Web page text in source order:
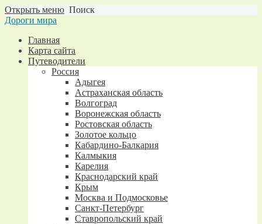
Открыть меню Поиск
Дороги мира
Главная
Карта сайта
Путеводители
Россия
Адыгея
Астраханская область
Волгоград
Воронежская область
Ростовская область
Золотое кольцо
Кабардино-Балкария
Калмыкия
Карелия
Краснодарский край
Крым
Москва и Подмосковье
Санкт-Петербург
Ставропольский край